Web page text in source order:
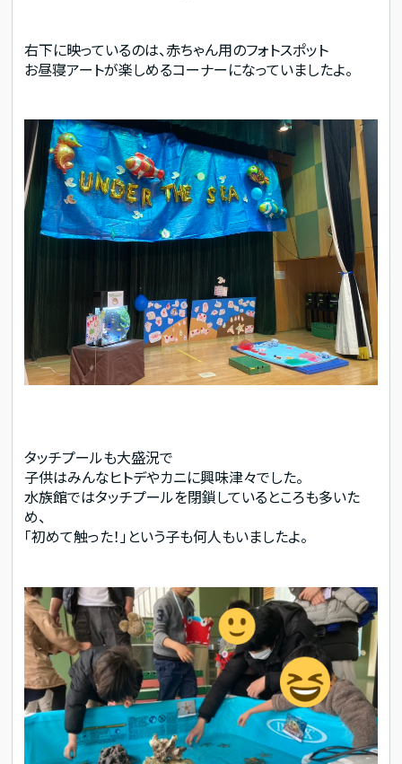
右下に映っているのは、赤ちゃん用のフォトスポット
お昼寝アートが楽しめるコーナーになっていましたよ。
タッチプールも大盛況で
子供はみんなヒトデやカニに興味津々でした。
水族館ではタッチプールを閉鎖しているところも多いた
め、
「初めて触った！」という子も何人もいましたよ。